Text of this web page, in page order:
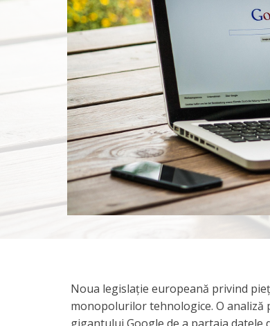
Noua legislație europeană privind
monopolurilor tehnologice. O analiză